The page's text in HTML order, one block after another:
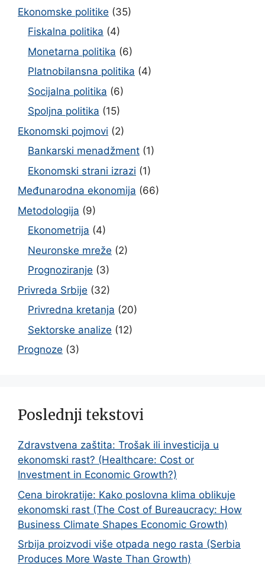
Ekonomske politike (35)
Fiskalna politika (4)
Monetarna politika (6)
Platnobilansna politika (4)
Socijalna politika (6)
Spoljna politika (15)
Ekonomski pojmovi (2)
Bankarski menadžment (1)
Ekonomski strani izrazi (1)
Međunarodna ekonomija (66)
Metodologija (9)
Ekonometrija (4)
Neuronske mreže (2)
Prognoziranje (3)
Privreda Srbije (32)
Privredna kretanja (20)
Sektorske analize (12)
Prognoze (3)
Poslednji tekstovi
Zdravstvena zaštita: Trošak ili investicija u
ekonomski rast? (Healthcare: Cost or
Investment in Economic Growth?)
Cena birokratije: Kako poslovna klima oblikuje
ekonomski rast (The Cost of Bureaucracy: How
Business Climate Shapes Economic Growth)
Srbija proizvodi više otpada nego rasta (Serbia
Produces More Waste Than Growth)